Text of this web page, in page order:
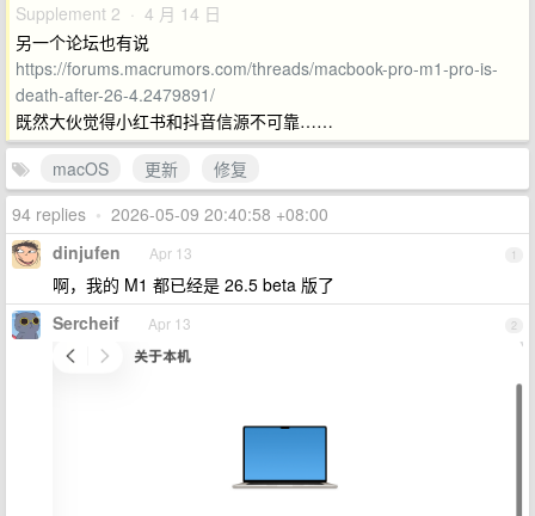
Supplement 2 · 4 月 14 日
另一个论坛也有说
https://forums.macrumors.com/threads/macbook-pro-m1-pro-is-
death-after-26-4.2479891/
既然大伙觉得小红书和抖音信源不可靠……
macOS
更新
修复
94 replies • 2026-05-09 20:40:58 +08:00
1
dinjufen Apr 13
啊，我的 M1 都已经是 26.5 beta 版了
2
Sercheif Apr 13